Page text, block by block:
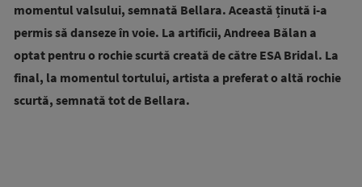
momentul valsului, semnată Bellara. Această ținută i-a
permis să danseze în voie. La artificii, Andreea Bălan a
optat pentru o rochie scurtă creată de către ESA Bridal. La
final, la momentul tortului, artista a preferat o altă rochie
scurtă, semnată tot de Bellara.